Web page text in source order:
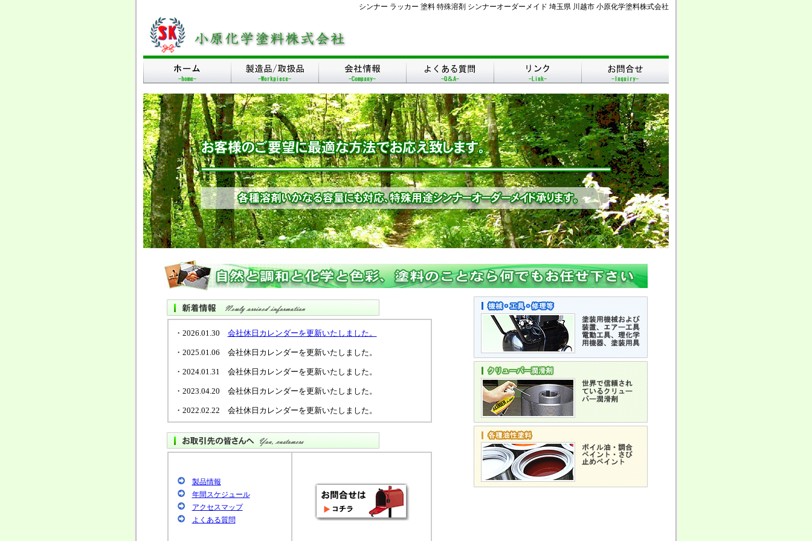
シンナー ラッカー 塗料 特殊溶剤 シンナーオーダーメイド 埼玉県 川越市 小原化学塗料株式会社
・2026.01.30 会社休日カレンダーを更新いたしました。
・2025.01.06 会社休日カレンダーを更新いたしました。
・2024.01.31 会社休日カレンダーを更新いたしました。
・2023.04.20 会社休日カレンダーを更新いたしました。
・2022.02.22 会社休日カレンダーを更新いたしました。
ュ７５】
の取扱い・ご紹介
・2018.01.31 会社休日カレンダーを更新いたしました。
・2018.01.31会社沿革を更新いたしました。
・2017.03.08 平成29年2月22日 弘栄貿易株式会社グループの
製品情報
年間スケジュール
アクセスマップ
よくある質問